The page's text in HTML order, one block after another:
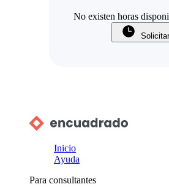
No existen horas
Inicio
Ayuda
Para consultantes